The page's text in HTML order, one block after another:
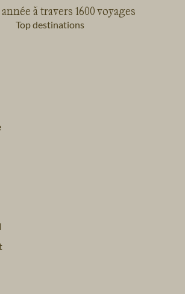
à travers 1600 voyages
Top destinations